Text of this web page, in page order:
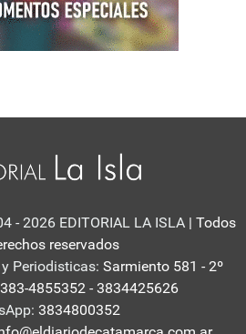
- 2026 EDITORIAL LA ISLA | Todos
reservados
Periodisticas: Sarmiento 581 - 2º
4855352 - 3834425626
3834800352